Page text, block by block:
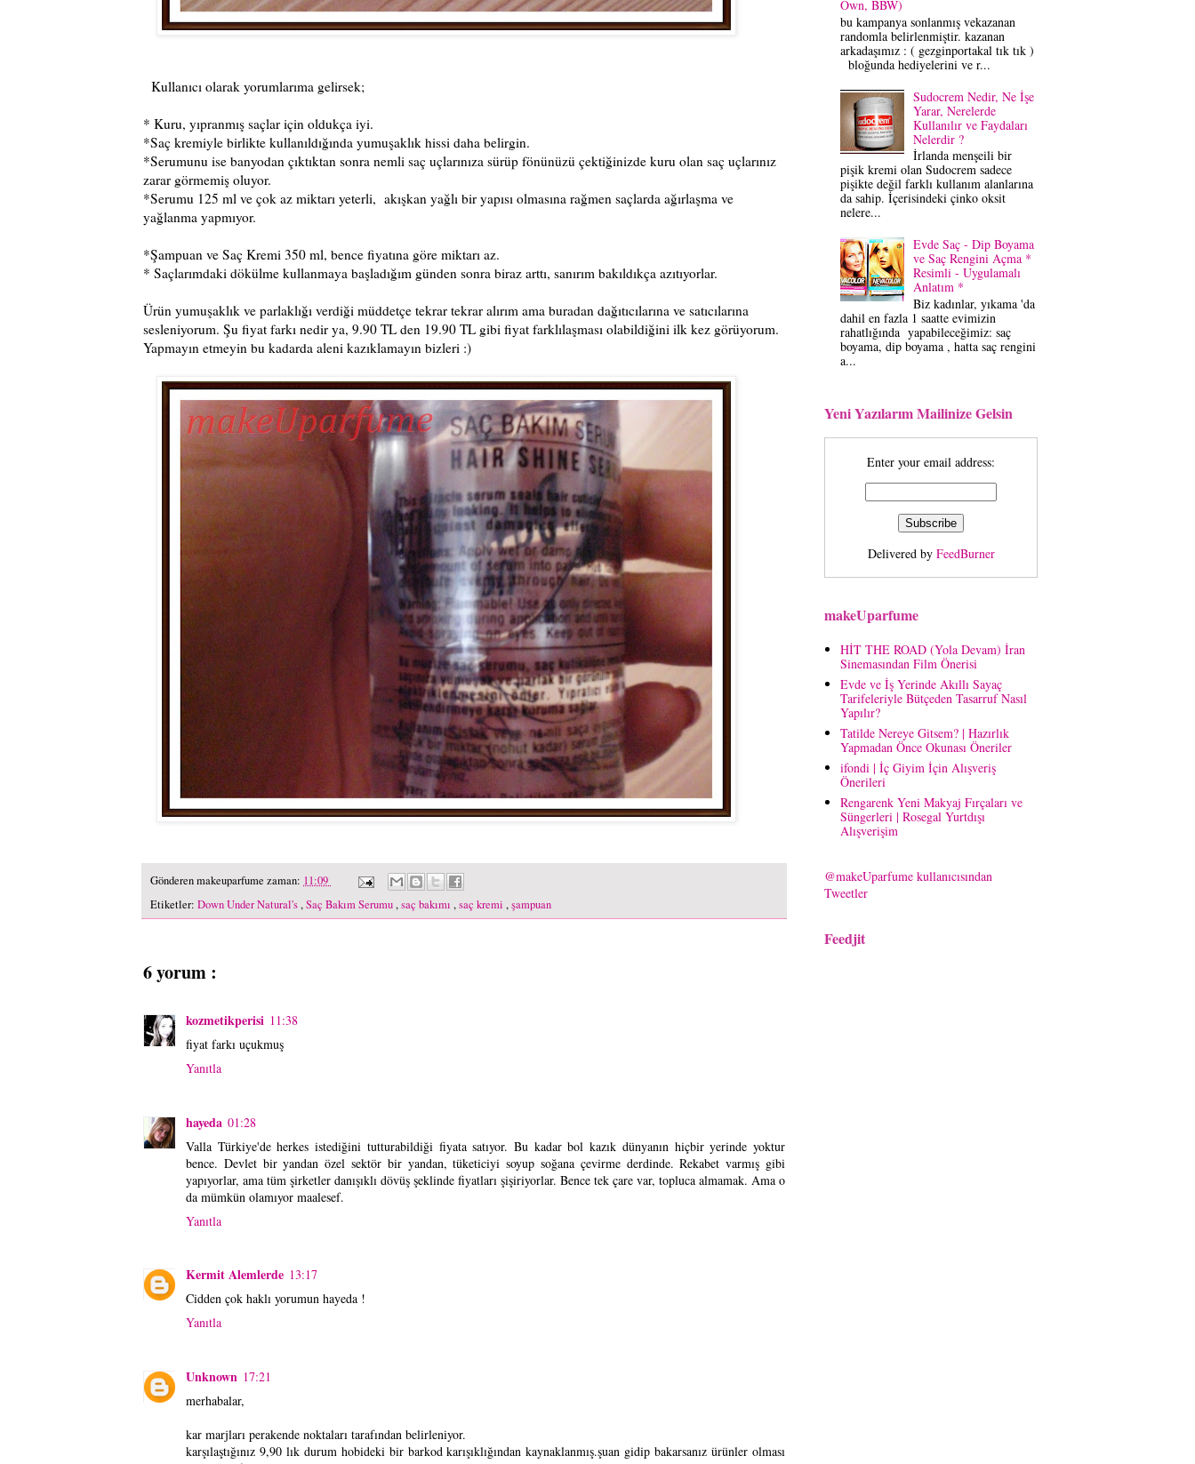
Kullanıcı olarak yorumlarıma gelirsek;
* Kuru, yıpranmış saçlar için oldukça iyi.
*Saç kremiyle birlikte kullanıldığında yumuşaklık hissi daha belirgin.
*Serumunu ise banyodan çıktıktan sonra nemli saç uçlarınıza sürüp fönünüzü çektiğinizde kuru olan saç uçlarınız
zarar görmemiş oluyor.
*Serumu 125 ml ve çok az miktarı yeterli, akışkan yağlı bir yapısı olmasına rağmen saçlarda ağırlaşma ve
yağlanma yapmıyor.
*Şampuan ve Saç Kremi 350 ml, bence fiyatına göre miktarı az.
* Saçlarımdaki dökülme kullanmaya başladığım günden sonra biraz arttı, sanırım bakıldıkça azıtıyorlar.
Ürün yumuşaklık ve parlaklığı verdiği müddetçe tekrar tekrar alırım ama buradan dağıtıcılarına ve satıcılarına
sesleniyorum. Şu fiyat farkı nedir ya, 9.90 TL den 19.90 TL gibi fiyat farklılaşması olabildiğini ilk kez görüyorum.
Yapmayın etmeyin bu kadarda aleni kazıklamayın bizleri :)
Gönderenmakeuparfume zaman: 11:09
Etiketler: Down Under Natural's,Saç Bakım Serumu,saç bakımı ,saç kremi ,şampuan
6 yorum :
kozmetikperisi 11:38
fiyat farkı uçukmuş
Yanıtla
hayeda 01:28
Valla Türkiye'de herkes istediğini tutturabildiği fiyata satıyor. Bu kadar bol kazık dünyanın hiçbir yerinde yoktur
bence. Devlet bir yandan özel sektör bir yandan, tüketiciyi soyup soğana çevirme derdinde. Rekabet varmış gibi
yapıyorlar, ama tüm şirketler danışıklı dövüş şeklinde fiyatları şişiriyorlar. Bence tek çare var, topluca almamak. Ama o
da mümkün olamıyor maalesef.
Yanıtla
Kermit Alemlerde 13:17
Cidden çok haklı yorumun hayeda !
Yanıtla
Unknown 17:21
merhabalar,
kar marjları perakende noktaları tarafından belirleniyor.
karşılaştığınız 9,90 lık durum hobideki bir barkod karışıklığından kaynaklanmış.şuan gidip bakarsanız ürünler olması
Own, BBW)
bu kampanya sonlanmış vekazanan
randomla belirlenmiştir. kazanan
arkadaşımız : ( gezginportakal tık tık )
bloğunda hediyelerini ve r...
Sudocrem Nedir, Ne İşe
Yarar, Nerelerde
Kullanılır ve Faydaları
Nelerdir ?
İrlanda menşeili bir
pişik kremi olan Sudocrem sadece
pişikte değil farklı kullanım alanlarına
da sahip. İçerisindeki çinko oksit
nelere...
Evde Saç - Dip Boyama
ve Saç Rengini Açma *
Resimli - Uygulamalı
Anlatım *
Biz kadınlar, yıkama 'da
dahil en fazla 1 saatte evimizin
rahatlığında yapabileceğimiz: saç
boyama, dip boyama , hatta saç rengini
a...
Yeni Yazılarım Mailinize Gelsin
Enter your email address:
Delivered by FeedBurner
makeUparfume
HİT THE ROAD (Yola Devam) İran
Sinemasından Film Önerisi
Evde ve İş Yerinde Akıllı Sayaç
Tarifeleriyle Bütçeden Tasarruf Nasıl
Yapılır?
Tatilde Nereye Gitsem? | Hazırlık
Yapmadan Önce Okunası Öneriler
ifondi | İç Giyim İçin Alışveriş
Önerileri
Rengarenk Yeni Makyaj Fırçaları ve
Süngerleri | Rosegal Yurtdışı
Alışverişim
@makeUparfume kullanıcısından
Tweetler
Feedjit